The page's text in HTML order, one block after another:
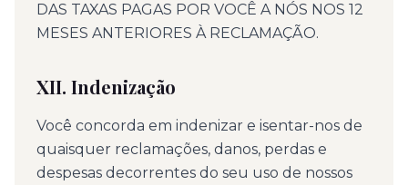
DAS TAXAS PAGAS POR VOCÊ A NÓS NOS 12
MESES ANTERIORES À RECLAMAÇÃO.
XII. Indenização
Você concorda em indenizar e isentar-nos de
quaisquer reclamações, danos, perdas e
despesas decorrentes do seu uso de nossos